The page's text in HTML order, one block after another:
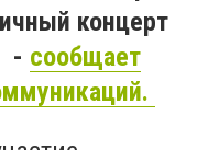
концерт
- сообщает